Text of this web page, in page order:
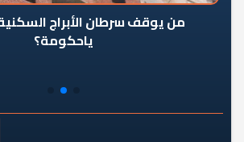
من يوقف سرطان الأبراج
ياحكومة؟